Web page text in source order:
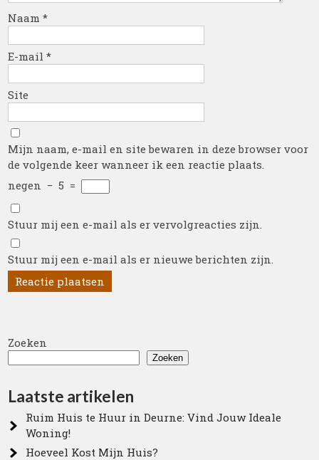
Naam*
E-mail*
Site
Mijn naam, e-mail en site bewaren in deze browser voor
de volgende keer wanneer ik een reactie plaats.
negen − 5 =
Stuur mij een e-mail als er vervolgreacties zijn.
Stuur mij een e-mail als er nieuwe berichten zijn.
Zoeken
Zoeken
Laatste artikelen
Ruim Huis te Huur in Deurne: Vind Jouw Ideale
Woning!
Hoeveel Kost Mijn Huis?